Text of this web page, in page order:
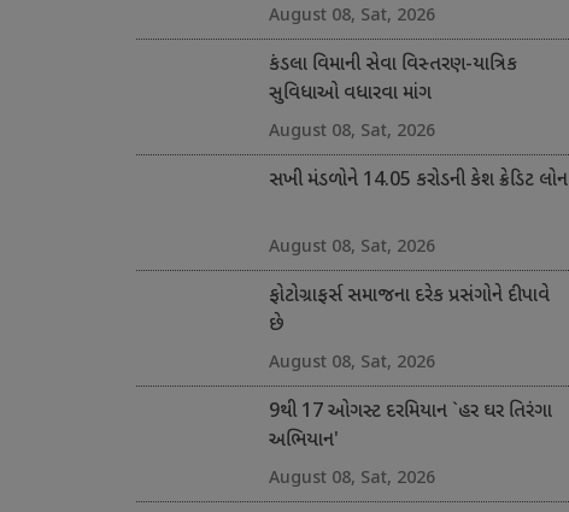
August 08, Sat, 2026
કંડલા વિમાની સેવા વિસ્તરણ-યાત્રિક
સુવિધાઓ વધારવા માંગ
August 08, Sat, 2026
સખી મંડળોને 14.05 કરોડની કેશ ક્રેડિટ લોન
August 08, Sat, 2026
ફોટોગ્રાફર્સ સમાજના દરેક પ્રસંગોને દીપાવે
છે
August 08, Sat, 2026
9થી 17 ઓગસ્ટ દરમિયાન `હર ઘર તિરંગા
અભિયાન'
August 08, Sat, 2026